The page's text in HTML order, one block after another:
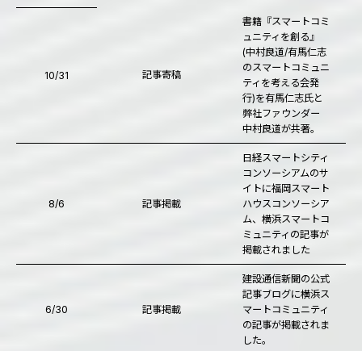
10/31 記事寄稿
書籍『スマートコミ
ュニティを創る』
(中村良道/有馬仁志
のスマートコミュニ
ティを考える会発
行)を有馬仁志氏と
弊社ファウンダー
中村良道が共著。
8/6 記事掲載
日経スマートシティ
コンソーシアムのサ
イトに福岡スマート
ハウスコンソーシア
ム、横浜スマートコ
ミュニティの記事が
掲載されました
6/30 記事掲載
建設通信新聞の公式
記事ブログに横浜ス
マートコミュニティ
の記事が掲載されま
した。